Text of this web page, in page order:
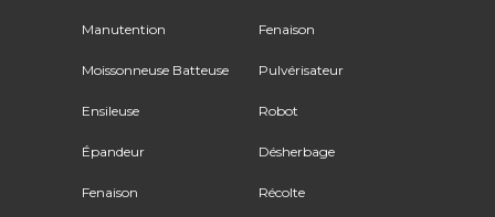
Manutention
Moissonneuse Batteuse
Ensileuse
Épandeur
Fenaison
Fenaison
Pulvérisateur
Robot
Désherbage
Récolte